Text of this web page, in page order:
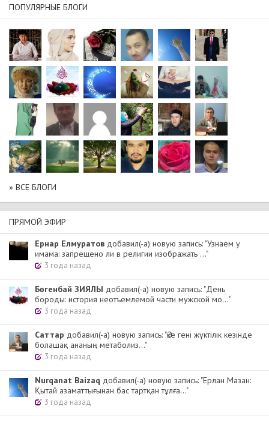
ПОПУЛЯРНЫЕ БЛОГИ
» ВСЕ БЛОГИ
ПРЯМОЙ ЭФИР
Ернар Елмуратов добавил(-а) новую запись: "Узнаем у
имама: запрещено ли в религии изображать ..."
3 года назад
Бөгенбай ЗИЯЛЫ добавил(-а) новую запись: "День
бороды: история неотъемлемой части мужской мо..."
3 года назад
Cаттар добавил(-а) новую запись: "Әке гені жүктілік кезінде
болашақ ананың метаболиз..."
3 года назад
Nurqanat Baizaq добавил(-а) новую запись: "Ерлан Мазан:
Қытай азаматтығынан бас тартқан тұлға..."
3 года назад